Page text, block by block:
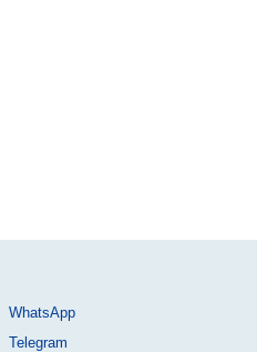
WhatsApp
Telegram